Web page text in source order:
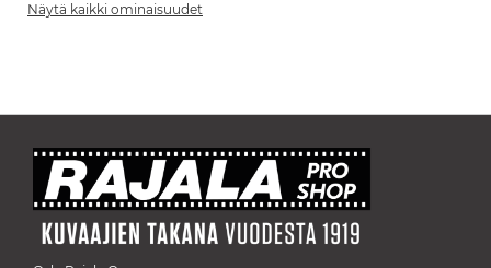
Näytä kaikki ominaisuudet